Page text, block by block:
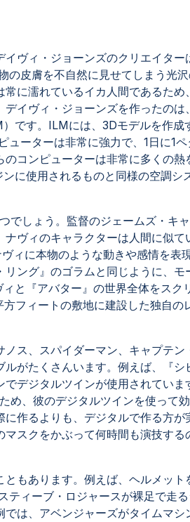
ヴィ・ジョーンズのクリエイター
の皮膚を不自然に見せてしまう光
に濡れているイカ人間であるため
イヴィ・ジョーンズを作ったのは
です。ILMには、3Dモデルを作成
ューターは非常に強力で、1日に1
コンピューターは非常に多くの熱
に使用されるものと同様の空調シ
でしょう。監督のジェームズ・キ
ヴィのキャラクターは人間に似て
ィに本物のような動きや感情を表
ング』のゴラムと同じように、モ
と『アバター』の世界全体をスク
フィートの敷地に建設した独自の
ス、スパイダーマン、キャプテン
がたくさんいます。例えば、『シ
デジタルツインが使用されていま
め、彼のデジタルツインを使って
作るよりも、デジタルで作る方が
スクをかぶって何時間も演技する
もあります。例えば、ヘルメット
ティーブ・ロジャースが裸足で走
は、アベンジャーズがタイムマシ